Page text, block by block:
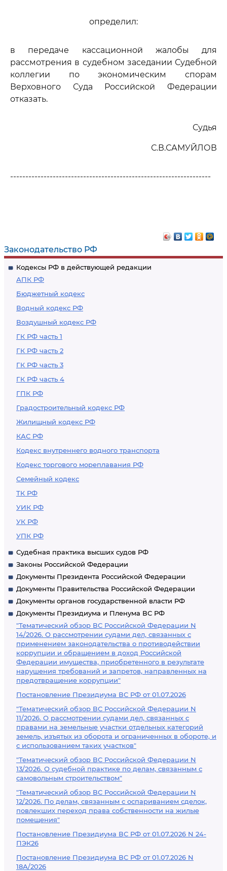
Законодательство РФ
Кодексы РФ в действующей редакции
АПК РФ
Бюджетный кодекс
Водный кодекс РФ
Воздушный кодекс РФ
ГК РФ часть 1
ГК РФ часть 2
ГК РФ часть 3
ГК РФ часть 4
ГПК РФ
Градостроительный кодекс РФ
Жилищный кодекс РФ
КАС РФ
Кодекс внутреннего водного транспорта
Кодекс торгового мореплавания РФ
Семейный кодекс
ТК РФ
УИК РФ
УК РФ
УПК РФ
Судебная практика высших судов РФ
Законы Российской Федерации
Документы Президента Российской Федерации
Документы Правительства Российской Федерации
Документы органов государственной власти РФ
Документы Президиума и Пленума ВС РФ
"Тематический обзор ВС Российской Федерации N
14/2026. О рассмотрении судами дел, связанных с
применением законодательства о противодействии
коррупции и обращением в доход Российской
Федерации имущества, приобретенного в результате
нарушения требований и запретов, направленных на
предотвращение коррупции"
Постановление Президиума ВС РФ от 01.07.2026
"Тематический обзор ВС Российской Федерации N
11/2026. О рассмотрении судами дел, связанных с
правами на земельные участки отдельных категорий
земель, изъятых из оборота и ограниченных в обороте, и
с использованием таких участков"
"Тематический обзор ВС Российской Федерации N
13/2026. О судебной практике по делам, связанным с
самовольным строительством"
"Тематический обзор ВС Российской Федерации N
12/2026. По делам, связанным с оспариванием сделок,
повлекших переход права собственности на жилые
помещения"
Постановление Президиума ВС РФ от 01.07.2026 N 24-
ПЭК26
Постановление Президиума ВС РФ от 01.07.2026 N
18А/2026
определил:
в передаче кассационной жалобы для
рассмотрения в судебном заседании Судебной
коллегии по экономическим спорам
Верховного Суда Российской Федерации
отказать.
Судья
С.В.САМУЙЛОВ
------------------------------------------------------------------